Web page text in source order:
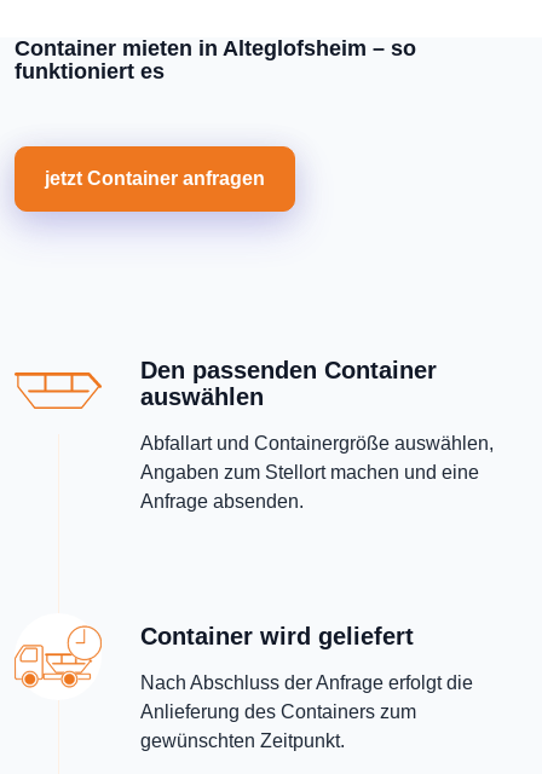
Container mieten in Alteglofsheim – so
funktioniert es
jetzt Container anfragen
Den passenden Container
auswählen
Abfallart und Containergröße auswählen,
Angaben zum Stellort machen und eine
Anfrage absenden.
Container wird geliefert
Nach Abschluss der Anfrage erfolgt die
Anlieferung des Containers zum
gewünschten Zeitpunkt.